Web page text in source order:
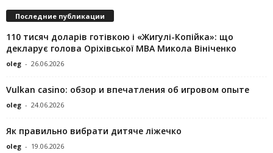
Последние публикации
110 тисяч доларів готівкою і «Жигулі-Копійка»: що
декларує голова Оріхівської МВА Микола Вініченко
oleg - 26.06.2026
Vulkan casino: обзор и впечатления об игровом опыте
oleg - 24.06.2026
Як правильно вибрати дитяче ліжечко
oleg - 19.06.2026